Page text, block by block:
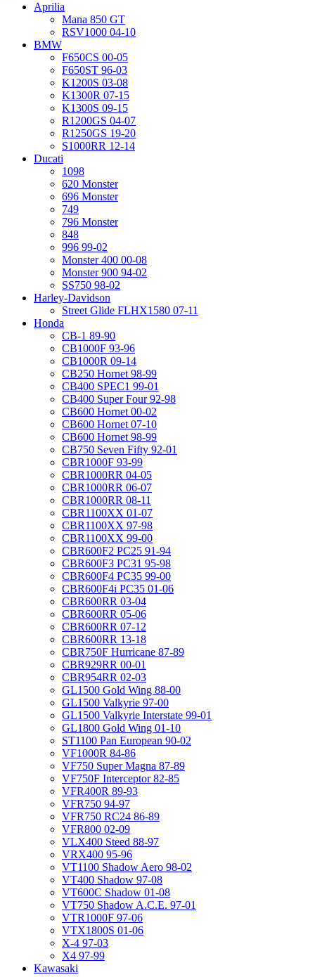
Aprilia
Mana 850 GT
RSV1000 04-10
BMW
F650CS 00-05
F650ST 96-03
K1200S 03-08
K1300R 07-15
K1300S 09-15
R1200GS 04-07
R1250GS 19-20
S1000RR 12-14
Ducati
1098
620 Monster
696 Monster
749
796 Monster
848
996 99-02
Monster 400 00-08
Monster 900 94-02
SS750 98-02
Harley-Davidson
Street Glide FLHX1580 07-11
Honda
CB-1 89-90
CB1000F 93-96
CB1000R 09-14
CB250 Hornet 98-99
CB400 SPEC1 99-01
CB400 Super Four 92-98
CB600 Hornet 00-02
CB600 Hornet 07-10
CB600 Hornet 98-99
CB750 Seven Fifty 92-01
CBR1000F 93-99
CBR1000RR 04-05
CBR1000RR 06-07
CBR1000RR 08-11
CBR1100XX 01-07
CBR1100XX 97-98
CBR1100XX 99-00
CBR600F2 PC25 91-94
CBR600F3 PC31 95-98
CBR600F4 PC35 99-00
CBR600F4i PC35 01-06
CBR600RR 03-04
CBR600RR 05-06
CBR600RR 07-12
CBR600RR 13-18
CBR750F Hurricane 87-89
CBR929RR 00-01
CBR954RR 02-03
GL1500 Gold Wing 88-00
GL1500 Valkyrie 97-00
GL1500 Valkyrie Interstate 99-01
GL1800 Gold Wing 01-10
ST1100 Pan European 90-02
VF1000R 84-86
VF750 Super Magna 87-89
VF750F Interceptor 82-85
VFR400R 89-93
VFR750 94-97
VFR750 RC24 86-89
VFR800 02-09
VLX400 Steed 88-97
VRX400 95-96
VT1100 Shadow Aero 98-02
VT400 Shadow 97-08
VT600C Shadow 01-08
VT750 Shadow A.C.E. 97-01
VTR1000F 97-06
VTX1800S 01-06
X-4 97-03
X4 97-99
Kawasaki